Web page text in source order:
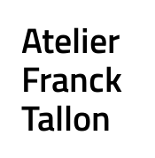
Atelier
Franck
Tallon